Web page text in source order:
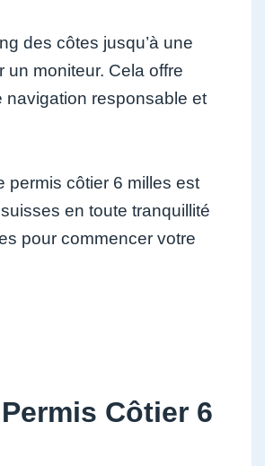
des côtes jusqu’à une
un moniteur. Cela offre
navigation responsable et
permis côtier 6 milles est
en toute tranquillité
pour commencer votre
Côtier 6